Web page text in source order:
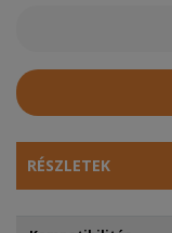
RÉSZLETEK